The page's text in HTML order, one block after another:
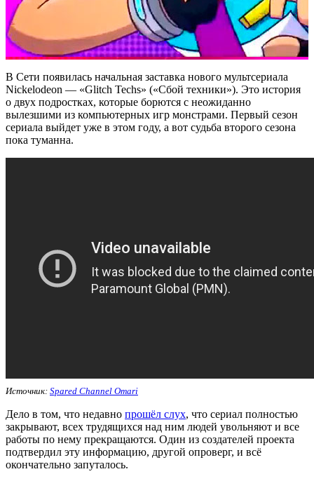
В Сети появилась начальная заставка нового мультсериала
Nickelodeon — «Glitch Techs» («Сбой техники»). Это история
о двух подростках, которые борются с неожиданно
вылезшими из компьютерных игр монстрами. Первый сезон
сериала выйдет уже в этом году, а вот судьба второго сезона
пока туманна.
Источник: Spared Channel Omari
Дело в том, что недавно прошёл слух, что сериал полностью
закрывают, всех трудящихся над ним людей увольняют и все
работы по нему прекращаются. Один из создателей проекта
подтвердил эту информацию, другой опроверг, и всё
окончательно запуталось.